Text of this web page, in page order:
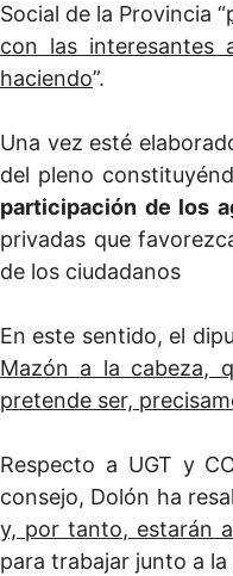
Social de la Provincia “
con las interesantes
haciendo”.
Una vez esté
del pleno
participación de los
privadas que
de los ciudadanos
En este sentido, el
Mazón a la cabeza,
pretende ser,
Respecto a UGT y
consejo, Dolón ha
y, por tanto, estarán
para trabajar junto a